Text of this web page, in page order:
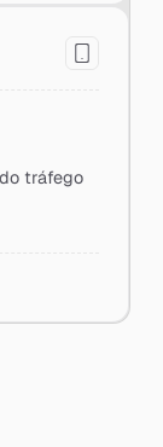
tráfego